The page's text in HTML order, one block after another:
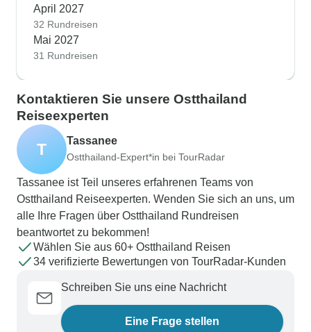
April 2027
32 Rundreisen
Mai 2027
31 Rundreisen
Kontaktieren Sie unsere Ostthailand
Reiseexperten
T Tassanee
Ostthailand-Expert*in bei TourRadar
Tassanee ist Teil unseres erfahrenen Teams von
Ostthailand Reiseexperten. Wenden Sie sich an uns, um
alle Ihre Fragen über Ostthailand Rundreisen
beantwortet zu bekommen!
Wählen Sie aus 60+ Ostthailand Reisen
34 verifizierte Bewertungen von TourRadar-Kunden
Schreiben Sie uns eine Nachricht
Eine Frage stellen